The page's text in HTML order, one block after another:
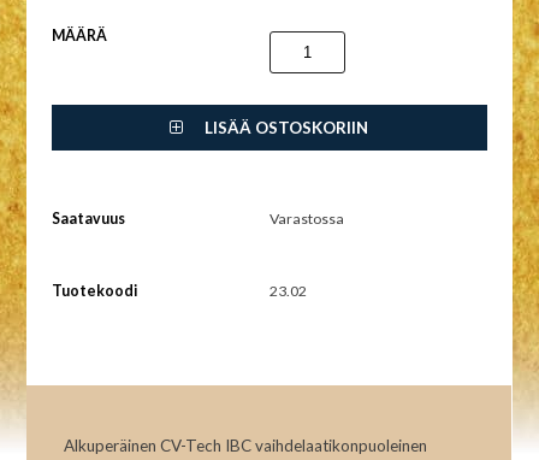
MÄÄRÄ
LISÄÄ OSTOSKORIIN
Saatavuus Varastossa
Tuotekoodi 23.02
Alkuperäinen CV-Tech IBC vaihdelaatikonpuoleinen